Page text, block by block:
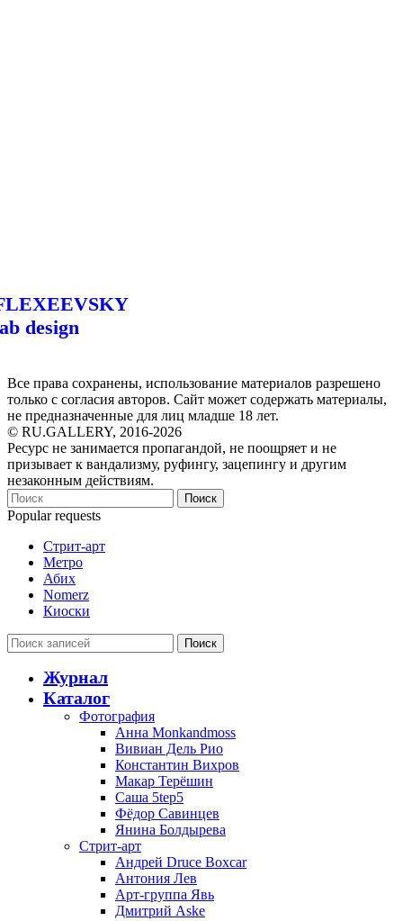
design
Все права сохранены, использование материалов разрешено
только с согласия авторов. Сайт может содержать материалы,
не предназначенные для лиц младше 18 лет.
© RU.GALLERY, 2016-2026
Ресурс не занимается пропагандой, не поощряет и не
призывает к вандализму, руфингу, зацепингу и другим
незаконным действиям.
Поиск
Popular requests
Стрит-арт
Метро
Абих
Nomerz
Киоски
Поиск
Журнал
Каталог
Фотография
Анна Monkandmoss
Вивиан Дель Рио
Константин Вихров
Макар Терёшин
Саша 5tep5
Фёдор Савинцев
Янина Болдырева
Стрит-арт
Андрей Druce Boxcar
Антония Лев
Арт-группа Явь
Дмитрий Aske